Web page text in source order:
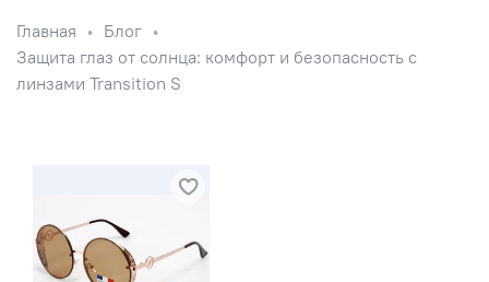
Главная
Блог
Защита глаз от солнца: комфорт и безопасность с
линзами Transition S